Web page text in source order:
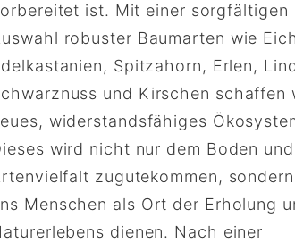
ist. Mit einer sorgfältigen
robuster Baumarten wie
Spitzahorn, Erlen,
und Kirschen schaffen
widerstandsfähiges
wird nicht nur dem Boden
zugutekommen,
Menschen als Ort der Erholung
dienen. Nach einer